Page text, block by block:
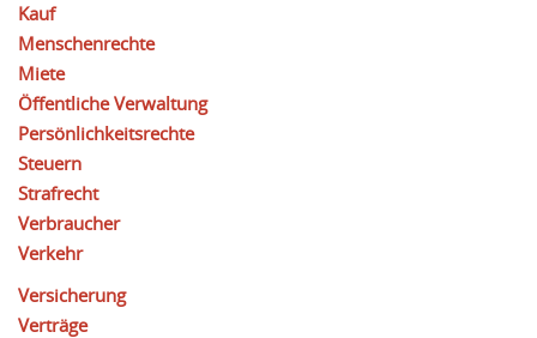
Kauf
Menschenrechte
Miete
Öffentliche Verwaltung
Persönlichkeitsrechte
Steuern
Strafrecht
Verbraucher
Verkehr
Versicherung
Verträge